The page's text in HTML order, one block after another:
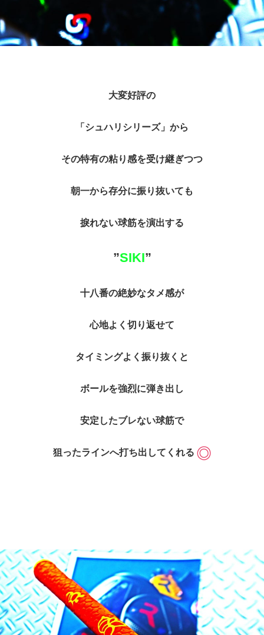
大変好評の
「シュハリシリーズ」から
その特有の粘り感を受け継ぎつつ
朝一から存分に振り抜いても
捩れない球筋を演出する
”SIKI”
十八番の絶妙なタメ感が
心地よく切り返せて
タイミングよく振り抜くと
ボールを強烈に弾き出し
安定したブレない球筋で
狙ったラインへ打ち出してくれる